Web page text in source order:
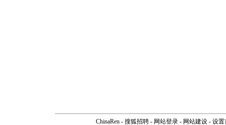
ChinaRen - 搜狐招聘 - 网站登录 - 网站建设 - 设置